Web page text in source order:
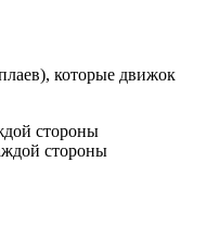
которые движок
стороны
стороны